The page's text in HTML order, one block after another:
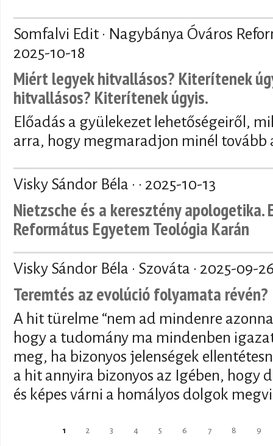
Somfalvi Edit · Nagybánya Óváros
2025-10-18
Miért legyek hitvallásos? Kiterítenek
hitvallásos? Kiterítenek úgyis.
Előadás a gyülekezet lehetőségeiről,
arra, hogy megmaradjon minél tovább
Visky Sándor Béla · · 2025-10-13
Nietzsche és a keresztény apologetika.
Református Egyetem Teológia Karán
Visky Sándor Béla · Szováta · 2025-09-
Teremtés az evolúció folyamata révén?
A hit türelme “nem ad mindenre
hogy a tudomány ma mindenben
meg, ha bizonyos jelenségek
a hit annyira bizonyos az Igében, hogy
és képes várni a homályos dolgok
1 2 3 4 5 6 7 8 9